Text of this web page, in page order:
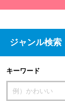
ジャンル検索
キーワード